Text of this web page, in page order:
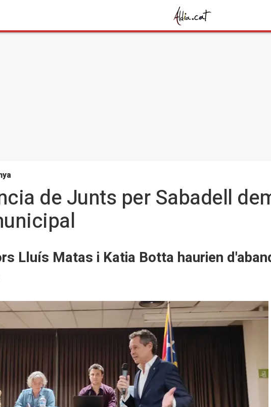
de Junts per Sabadell
Lluís Matas i Katia Botta haurien